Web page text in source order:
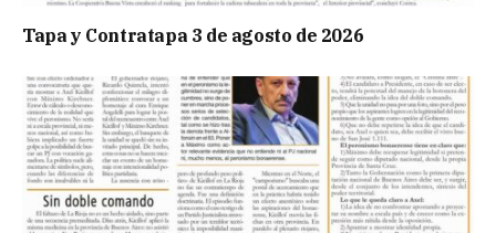
Tapa y Contratapa 3 de agosto de 2026